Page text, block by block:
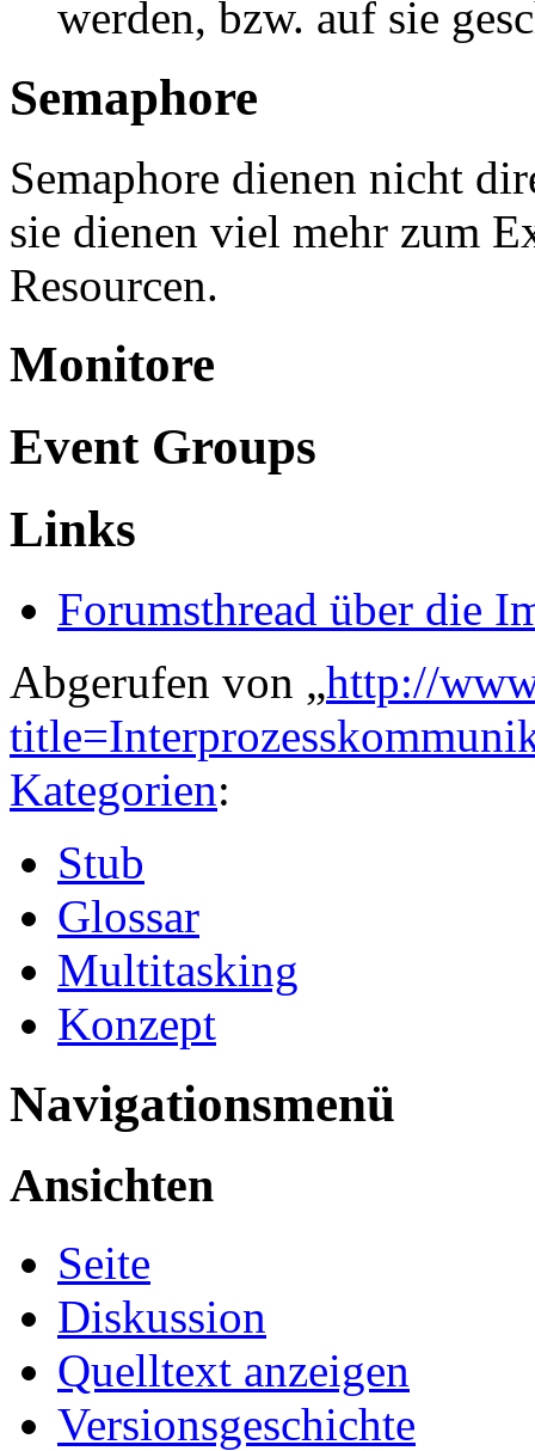
werden, bzw. auf sie
Semaphore
Semaphore dienen nicht
sie dienen viel mehr zum
Resourcen.
Monitore
Event Groups
Links
Forumsthread über die
Abgerufen von „http://
Kategorien:
Stub
Glossar
Multitasking
Konzept
Navigationsmenü
Ansichten
Seite
Diskussion
Quelltext anzeigen
Versionsgeschichte